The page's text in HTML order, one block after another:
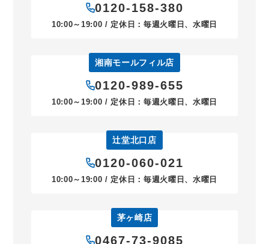
0120-158-380
10:00～19:00 / 定休日：毎週火曜日、水曜日
湘南モールフィル店
0120-989-655
10:00～19:00 / 定休日：毎週火曜日、水曜日
辻堂北口店
0120-060-021
10:00～19:00 / 定休日：毎週火曜日、水曜日
茅ヶ崎店
0467-73-9085